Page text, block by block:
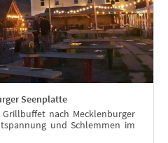
Seenplatte
nach Mecklenburger
und Schlemmen im